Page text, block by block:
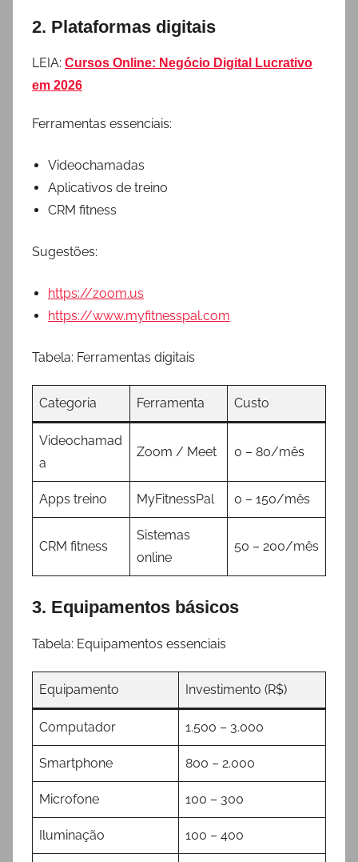
2. Plataformas digitais
LEIA: Cursos Online: Negócio Digital Lucrativo
em 2026
Ferramentas essenciais:
Videochamadas
Aplicativos de treino
CRM fitness
Sugestões:
https://zoom.us
https://www.myfitnesspal.com
Tabela: Ferramentas digitais
Categoria Ferramenta Custo
Videochamad
a
Zoom / Meet 0 – 80/mês
Apps treino MyFitnessPal 0 – 150/mês
CRM fitness
Sistemas
online
50 – 200/mês
3. Equipamentos básicos
Tabela: Equipamentos essenciais
Equipamento Investimento (R$)
Computador 1.500 – 3.000
Smartphone 800 – 2.000
Microfone 100 – 300
Iluminação 100 – 400